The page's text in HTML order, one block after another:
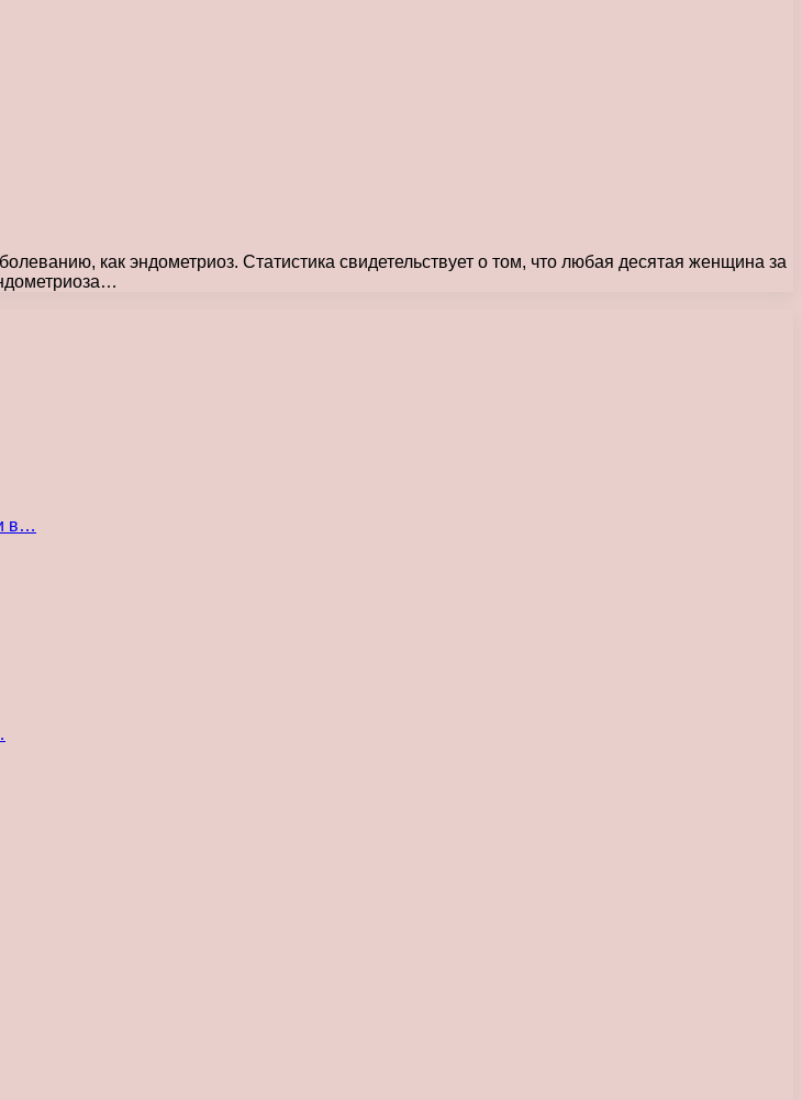
как эндометриоз. Статистика свидетельствует о том, что любая десятая женщина за
в…